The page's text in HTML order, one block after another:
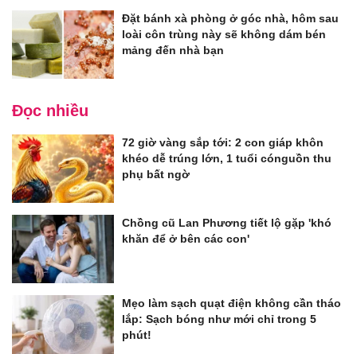
Đặt bánh xà phòng ở góc nhà, hôm sau
loài côn trùng này sẽ không dám bén
mảng đến nhà bạn
Đọc nhiều
72 giờ vàng sắp tới: 2 con giáp khôn
khéo dễ trúng lớn, 1 tuổi cónguồn thu
phụ bất ngờ
Chồng cũ Lan Phương tiết lộ gặp 'khó
khăn để ở bên các con'
Mẹo làm sạch quạt điện không cần tháo
lắp: Sạch bóng như mới chỉ trong 5
phút!